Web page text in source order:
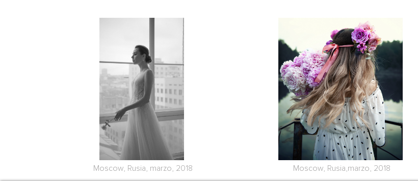
Moscow, Rusia, marzo, 2018 Moscow, Rusia,marzo, 2018